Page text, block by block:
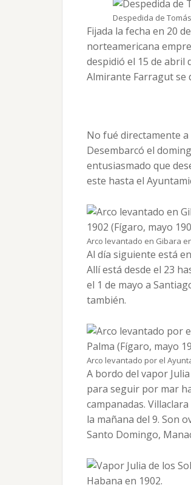
Despedida de
Fijada la fecha en 20
norteamericana
despidió el 15 de abril
Almirante Farragut se
No fué directamente
Desembarcó el
entusiasmado que
este hasta el
Arco levantado en Gibara
Al día siguiente está
Allí está desde el 23
el 1 de mayo a
también.
Arco levantado por el
A bordo del vapor
para seguir por mar
campanadas.
la mañana del 9. Son
Santo Domingo,